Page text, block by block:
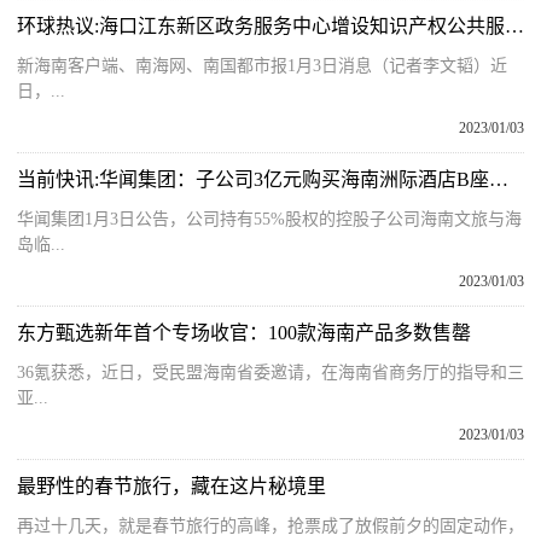
环球热议:海口江东新区政务服务中心增设知识产权公共服务窗口
新海南客户端、南海网、南国都市报1月3日消息（记者李文韬）近
日，...
2023/01/03
当前快讯:华闻集团：子公司3亿元购买海南洲际酒店B座大厦部分房产
华闻集团1月3日公告，公司持有55%股权的控股子公司海南文旅与海
岛临...
2023/01/03
东方甄选新年首个专场收官：100款海南产品多数售罄
36氪获悉，近日，受民盟海南省委邀请，在海南省商务厅的指导和三
亚...
2023/01/03
最野性的春节旅行，藏在这片秘境里
再过十几天，就是春节旅行的高峰，抢票成了放假前夕的固定动作，